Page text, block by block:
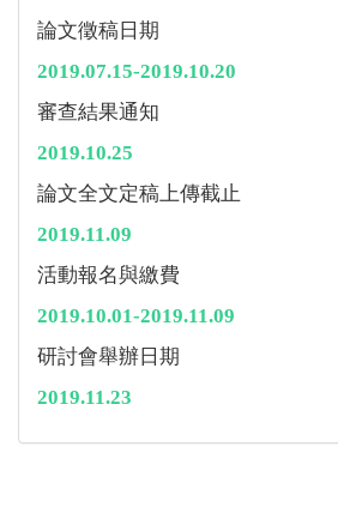
論文徵稿日期
2019.07.15-2019.10.20
審查結果通知
2019.10.25
論文全文定稿上傳截止
2019.11.09
活動報名與繳費
2019.10.01-2019.11.09
研討會舉辦日期
2019.11.23